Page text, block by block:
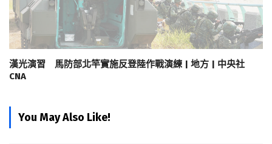
漢光演習 馬防部北竿實施反登陸作戰演練 | 地方 | 中央社
CNA
You May Also Like!